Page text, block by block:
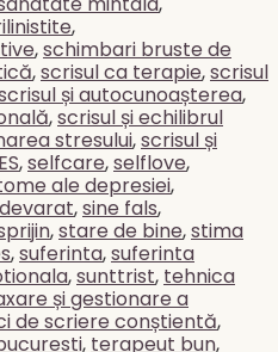
,
,schimbari bruste de
,scrisul ca terapie,scrisul
și autocunoașterea,
,scrisul și echilibrul
stresului,scrisul și
,selfcare,selflove,
ale depresiei,
,sine fals,
,stare de bine,stima
,suferinta,suferinta
,sunttrist, tehnica
și gestionare a
de scriere conștientă,
, terapeut bun,